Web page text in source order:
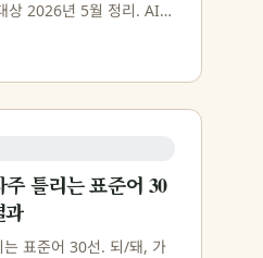
상 2026년 5월 정리. AI
서 15만자 무료 체험.
틀리는 표준어 30
과
표준어 30선. 되/돼, 가